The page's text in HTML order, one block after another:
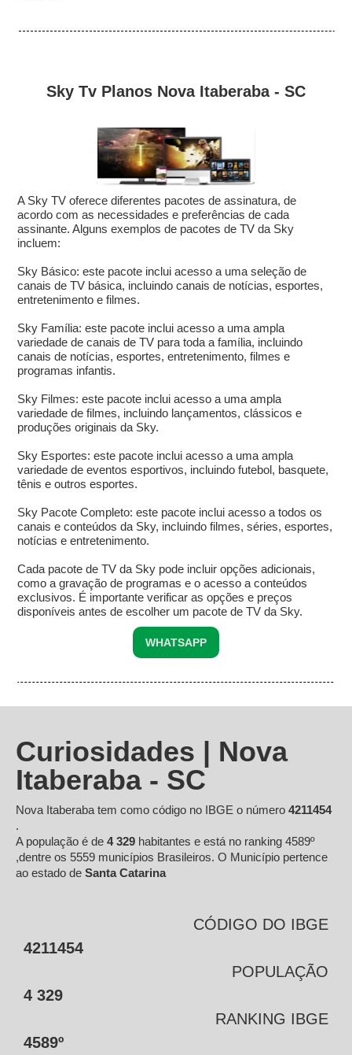
Sky Tv Planos Nova Itaberaba - SC
A Sky TV oferece diferentes pacotes de assinatura, de
acordo com as necessidades e preferências de cada
assinante. Alguns exemplos de pacotes de TV da Sky
incluem:
Sky Básico: este pacote inclui acesso a uma seleção de
canais de TV básica, incluindo canais de notícias, esportes,
entretenimento e filmes.
Sky Família: este pacote inclui acesso a uma ampla
variedade de canais de TV para toda a família, incluindo
canais de notícias, esportes, entretenimento, filmes e
programas infantis.
Sky Filmes: este pacote inclui acesso a uma ampla
variedade de filmes, incluindo lançamentos, clássicos e
produções originais da Sky.
Sky Esportes: este pacote inclui acesso a uma ampla
variedade de eventos esportivos, incluindo futebol, basquete,
tênis e outros esportes.
Sky Pacote Completo: este pacote inclui acesso a todos os
canais e conteúdos da Sky, incluindo filmes, séries, esportes,
notícias e entretenimento.
Cada pacote de TV da Sky pode incluir opções adicionais,
como a gravação de programas e o acesso a conteúdos
exclusivos. É importante verificar as opções e preços
disponíveis antes de escolher um pacote de TV da Sky.
WHATSAPP
Curiosidades | Nova
Itaberaba - SC
Nova Itaberaba tem como código no IBGE o número 4211454
.
A população é de 4 329 habitantes e está no ranking 4589º
,dentre os 5559 municípios Brasileiros. O Município pertence
ao estado de Santa Catarina
CÓDIGO DO IBGE
4211454
POPULAÇÃO
4 329
RANKING IBGE
4589º